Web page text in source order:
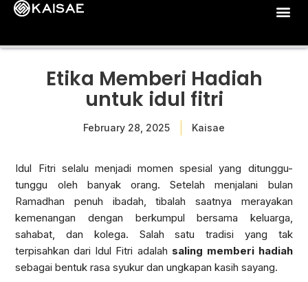
Etika Memberi Hadiah
untuk idul fitri
February 28, 2025 Kaisae
Idul Fitri selalu menjadi momen spesial yang ditunggu-
tunggu oleh banyak orang. Setelah menjalani bulan
Ramadhan penuh ibadah, tibalah saatnya merayakan
kemenangan dengan berkumpul bersama keluarga,
sahabat, dan kolega. Salah satu tradisi yang tak
terpisahkan dari Idul Fitri adalah saling memberi hadiah
sebagai bentuk rasa syukur dan ungkapan kasih sayang.